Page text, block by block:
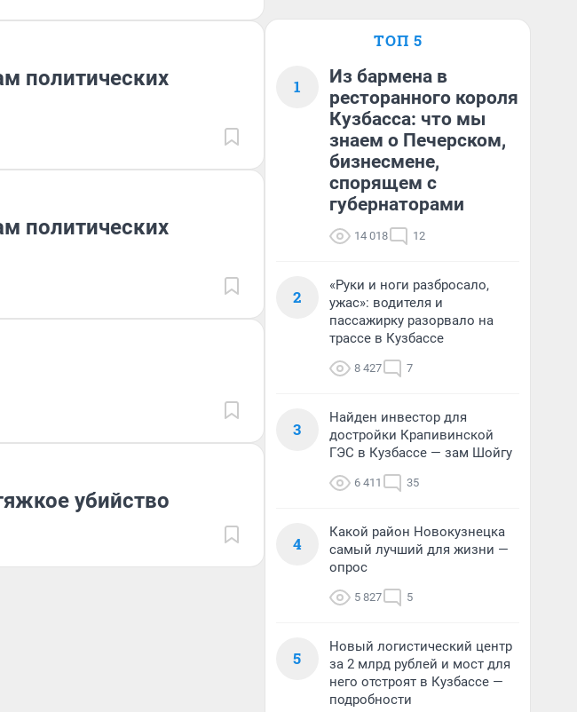
политических
политических
убийство
ТОП 5
1
Из бармена в
ресторанного короля
Кузбасса: что мы
знаем о Печерском,
бизнесмене,
спорящем с
губернаторами
14 018 12
2
«Руки и ноги разбросало,
ужас»: водителя и
пассажирку разорвало на
трассе в Кузбассе
8 427 7
3
Найден инвестор для
достройки Крапивинской
ГЭС в Кузбассе — зам Шойгу
6 411 35
4
Какой район Новокузнецка
самый лучший для жизни —
опрос
5 827 5
5
Новый логистический центр
за 2 млрд рублей и мост для
него отстроят в Кузбассе —
подробности